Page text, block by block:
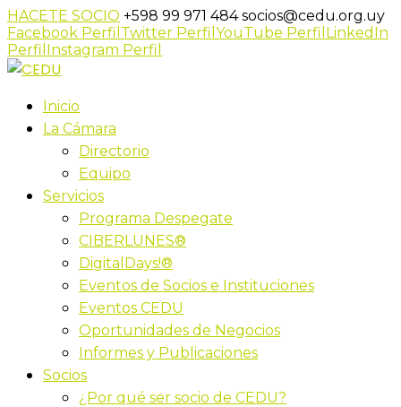
HACETE SOCIO +598 99 971 484socios@cedu.org.uy
Facebook Perfil Twitter Perfil YouTube Perfil LinkedIn
Perfil Instagram Perfil
Inicio
La Cámara
Directorio
Equipo
Servicios
Programa Despegate
CIBERLUNES®
DigitalDays!®
Eventos de Socios e Instituciones
Eventos CEDU
Oportunidades de Negocios
Informes y Publicaciones
Socios
¿Por qué ser socio de CEDU?